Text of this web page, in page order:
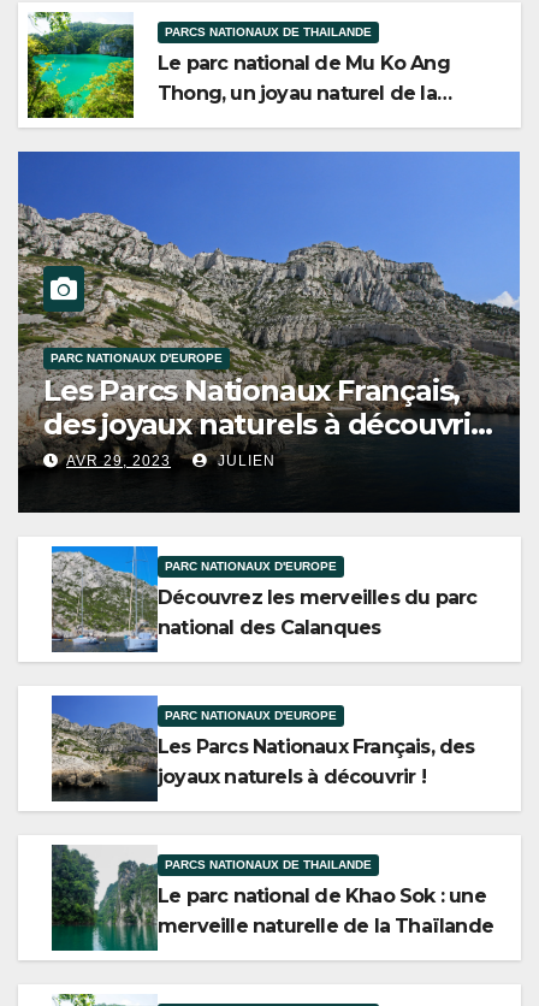
PARCS NATIONAUX DE THAILANDE
Le parc national de Mu Ko Ang
Thong, un joyau naturel de la
Thaïlande
PARCS NATIONAUX DE THAILANDE
Le parc national de Khao Sok :
une merveille naturelle de la
Thaïlande
AVR 28, 2023 JULIEN
PARC NATIONAUX D'EUROPE
Découvrez les merveilles du parc
national des Calanques
PARC NATIONAUX D'EUROPE
Les Parcs Nationaux Français, des
joyaux naturels à découvrir !
PARCS NATIONAUX DE THAILANDE
Le parc national de Khao Sok : une
merveille naturelle de la Thaïlande